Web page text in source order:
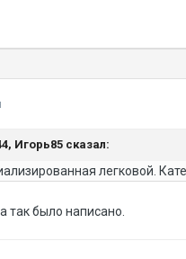
Игорь85 сказал:
легковой.
так было написано.